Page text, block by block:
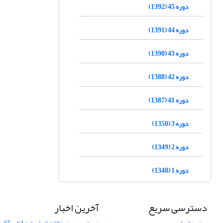
دوره 45 (1392)
دوره 44 (1391)
دوره 43 (1390)
دوره 42 (1388)
دوره 41 (1387)
دوره 3 (1350)
دوره 2 (1349)
دوره 1 (1348)
دسترسی سریع آخرین اخبار